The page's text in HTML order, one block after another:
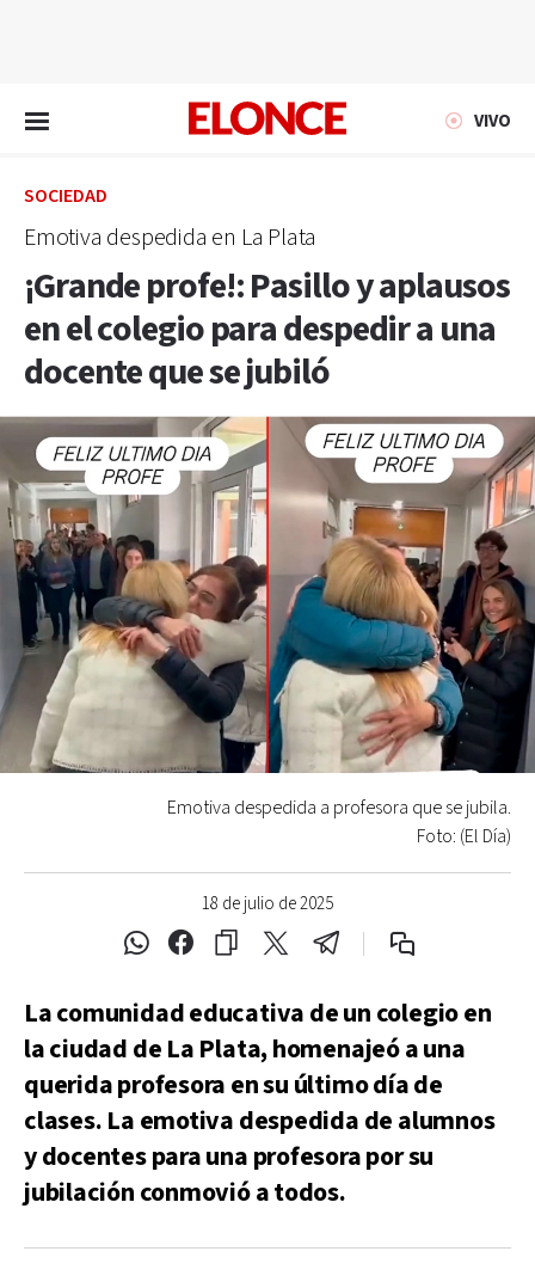
VIVO
SOCIEDAD
Emotiva despedida en La Plata
¡Grande profe!: Pasillo y aplausos
en el colegio para despedir a una
docente que se jubiló
18 de julio de 2025
Emotiva despedida a profesora que se jubila.
Foto: (El Día)
La comunidad educativa de un colegio en
la ciudad de La Plata, homenajeó a una
querida profesora en su último día de
clases. La emotiva despedida de alumnos
y docentes para una profesora por su
jubilación conmovió a todos.